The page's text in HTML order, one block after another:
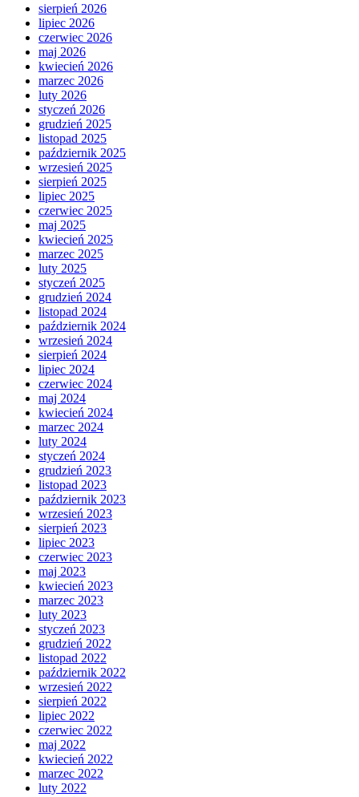
sierpień 2026
lipiec 2026
czerwiec 2026
maj 2026
kwiecień 2026
marzec 2026
luty 2026
styczeń 2026
grudzień 2025
listopad 2025
październik 2025
wrzesień 2025
sierpień 2025
lipiec 2025
czerwiec 2025
maj 2025
kwiecień 2025
marzec 2025
luty 2025
styczeń 2025
grudzień 2024
listopad 2024
październik 2024
wrzesień 2024
sierpień 2024
lipiec 2024
czerwiec 2024
maj 2024
kwiecień 2024
marzec 2024
luty 2024
styczeń 2024
grudzień 2023
listopad 2023
październik 2023
wrzesień 2023
sierpień 2023
lipiec 2023
czerwiec 2023
maj 2023
kwiecień 2023
marzec 2023
luty 2023
styczeń 2023
grudzień 2022
listopad 2022
październik 2022
wrzesień 2022
sierpień 2022
lipiec 2022
czerwiec 2022
maj 2022
kwiecień 2022
marzec 2022
luty 2022